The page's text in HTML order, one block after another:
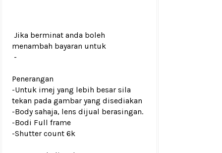
Jika berminat anda boleh
menambah bayaran untuk
-
Penerangan
-Untuk imej yang lebih besar sila
tekan pada gambar yang disediakan
-Body sahaja, lens dijual berasingan.
-Bodi Full frame
-Shutter count 6k